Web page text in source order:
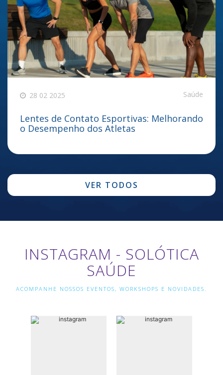
28 02 2025 Saúde
Lentes de Contato Esportivas: Melhorando
o Desempenho dos Atletas
VER TODOS
INSTAGRAM - SOLÓTICA
SAÚDE
ACOMPANHE NOSSOS EVENTOS, WORKSHOPS E NOVIDADES.